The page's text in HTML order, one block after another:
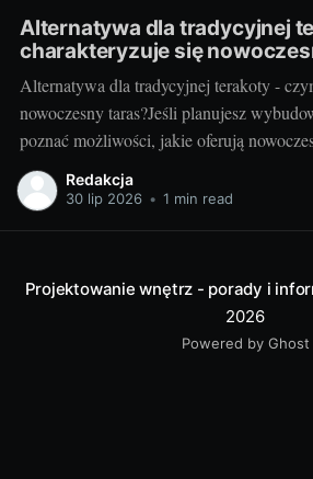
Alternatywa dla tradycyjnej
charakteryzuje się
Alternatywa dla tradycyjnej terakoty -
nowoczesny taras?Jeśli planujesz
poznać możliwości, jakie oferują
Można przecież zdecydować się na coś
tradycyjną terakotę. Ale jak wygląda
Redakcja
30 lip 2026 • 1 min read
Projektowanie wnętrz - porady i
2026
Powered by Ghost